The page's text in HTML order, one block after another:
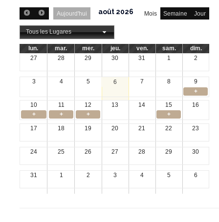
Aujourd'hui Mois Semaine Jour
août 2026
Tous les Lugares
lun. mar. mer. jeu. ven. sam.
dim.
27
28 29 30 31 1 2
3 4 5 6 7 8
9
+
10
11 12 13 14 15
16
+
+ + +
17 18 19 20 21 22 23
24 25 26 27 28 29 30
31 1 2 3 4 5 6